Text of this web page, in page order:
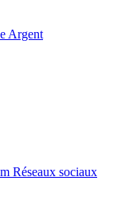
Argent
Réseaux sociaux